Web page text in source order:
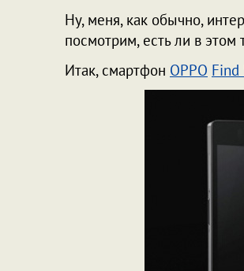
Ну, меня, как обычно,
посмотрим, есть ли в
Итак, смартфон OPPO Find